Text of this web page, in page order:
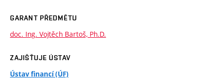
GARANT PŘEDMĚTU
doc. Ing. Vojtěch Bartoš, Ph.D.
ZAJIŠŤUJE ÚSTAV
Ústav financí (ÚF)